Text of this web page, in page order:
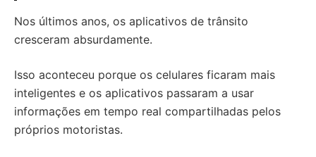
Nos últimos anos, os aplicativos de trânsito
cresceram absurdamente.
Isso aconteceu porque os celulares ficaram mais
inteligentes e os aplicativos passaram a usar
informações em tempo real compartilhadas pelos
próprios motoristas.